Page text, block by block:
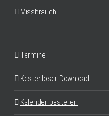
Missbrauch
Termine
Kostenloser Download
Kalender bestellen